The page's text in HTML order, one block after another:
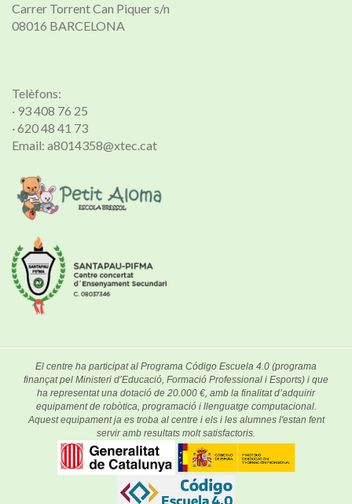
Carrer Torrent Can Piquer s/n
08016 BARCELONA
Telèfons:
· 93 408 76 25
· 620 48 41 73
Email: a8014358@xtec.cat
El centre ha participat al Programa Código Escuela 4.0 (programa
finançat pel Ministeri d’Educació, Formació Professional i Esports) i que
ha representat una dotació de 20.000 €, amb la finalitat d’adquirir
equipament de robòtica, programació i llenguatge computacional.
Aquest equipament ja es troba al centre i els i les alumnes l'estan fent
servir amb resultats molt satisfactoris.